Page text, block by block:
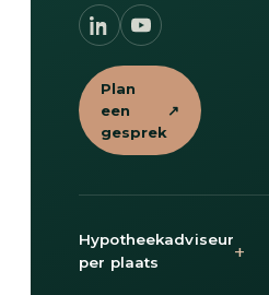
Plan
een
gesprek
↗
Hypotheekadviseur
per plaats
+